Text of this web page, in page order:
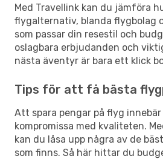
Med Travellink kan du jämföra
flygalternativ, blanda flygbolag
som passar din resestil och
oslagbara erbjudanden och
nästa äventyr är bara ett klick
Tips för att få bästa
Att spara pengar på flyg
kompromissa med kvaliteten.
kan du låsa upp några av de
som finns. Så här hittar du